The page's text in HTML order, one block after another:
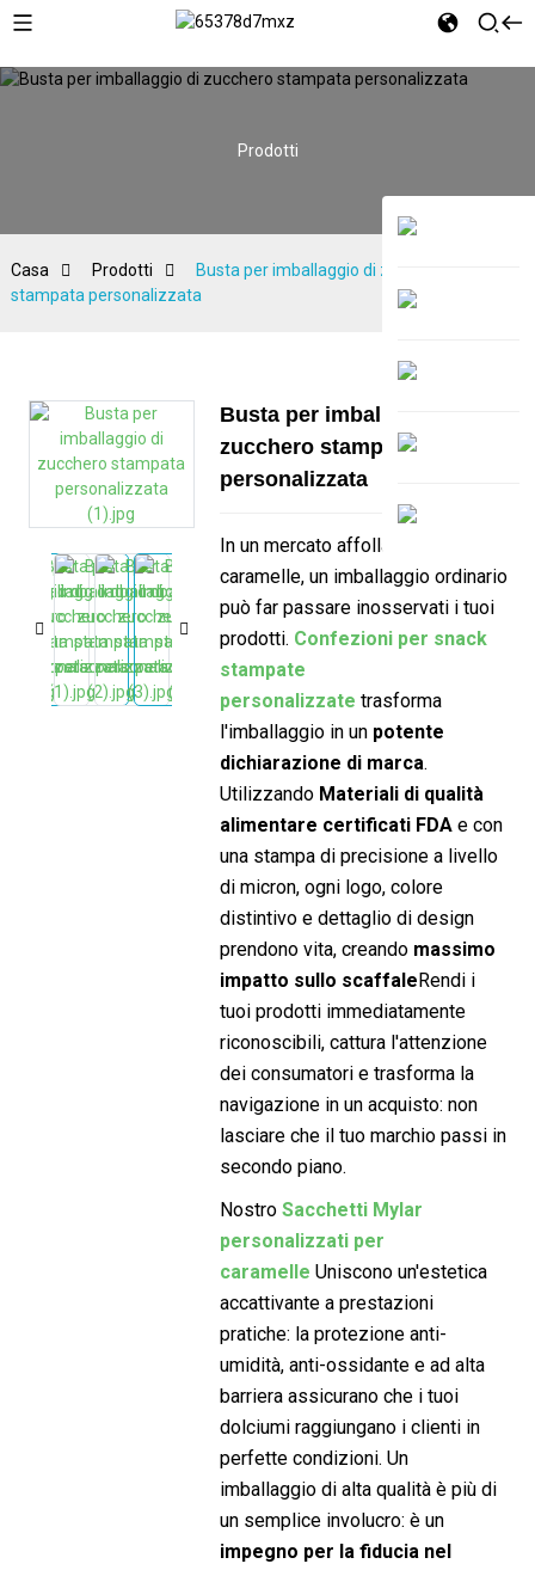
Prodotti
Casa Prodotti
Busta per imballaggio di zucchero
stampata personalizzata
Busta per imballaggio di
zucchero stampata
personalizzata
In un mercato affollato di snack e
caramelle, un imballaggio ordinario
può far passare inosservati i tuoi
prodotti. Confezioni per snack
stampate
personalizzate trasforma
l'imballaggio in un potente
dichiarazione di marca.
Utilizzando Materiali di qualità
alimentare certificati FDAe con
una stampa di precisione a livello
di micron, ogni logo, colore
distintivo e dettaglio di design
prendono vita, creando massimo
impatto sullo scaffaleRendi i
tuoi prodotti immediatamente
riconoscibili, cattura l'attenzione
dei consumatori e trasforma la
navigazione in un acquisto: non
lasciare che il tuo marchio passi in
secondo piano.
Nostro Sacchetti Mylar
personalizzati per
caramelle Uniscono un'estetica
accattivante a prestazioni
pratiche: la protezione anti-
umidità, anti-ossidante e ad alta
barriera assicurano che i tuoi
dolciumi raggiungano i clienti in
perfette condizioni. Un
imballaggio di alta qualità è più di
un semplice involucro: è un
impegno per la fiducia nel